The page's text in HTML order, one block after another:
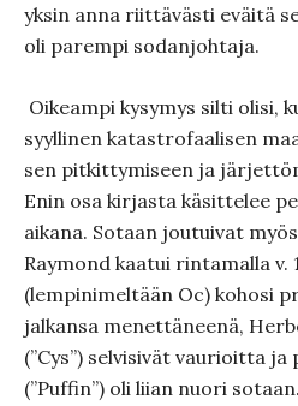
yksin anna riittävästi eväitä
oli parempi sodanjohtaja.
Oikeampi kysymys silti olisi,
syyllinen ka­tastro­faalisen
sen pitkittymiseen ja
Enin osa kirjasta käsittelee
aikana. Sotaan joutuivat
Raymond kaatui rintamalla v.
(lempinimeltään Oc) kohosi
jalkansa menettäneenä,
(”Cys”) selvisivät vaurioitta
(”Puffin”) oli liian nuori